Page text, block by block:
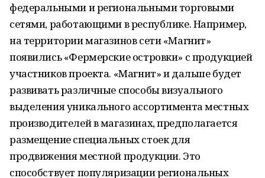
федеральными и региональными торговыми
сетями, работающими в республике. Например,
на территории магазинов сети «Магнит»
появились «Фермерские островки» с продукцией
участников проекта. «Магнит» и дальше будет
развивать различные способы визуального
выделения уникального ассортимента местных
производителей в магазинах, предполагается
размещение специальных стоек для
продвижения местной продукции. Это
способствует популяризации региональных